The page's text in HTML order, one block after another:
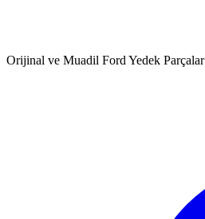
Orijinal ve Muadil Ford Yedek Parçalar